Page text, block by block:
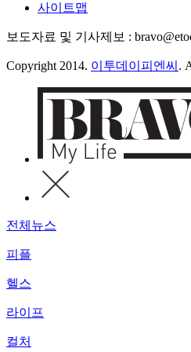
사이트맵
보도자료 및 기사제보 :
Copyright 2014. 이투데이피엔씨 .
전체뉴스
피플
헬스
라이프
컬처